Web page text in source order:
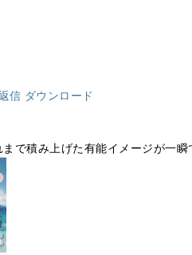
信 ダウンロード
で積み上げた有能イメージが一